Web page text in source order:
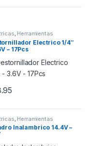
, Herramientas
Electrico 1/4″
– 17Pcs
Herramientas
Inalambrico 14.4V –